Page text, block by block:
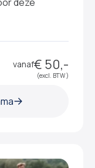
vanaf€ 50,-
(excl. BTW )